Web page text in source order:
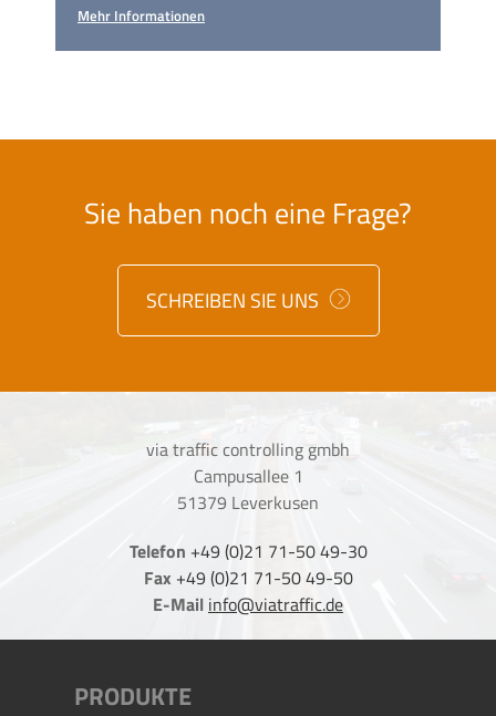
Mehr Informationen
Sie haben noch eine Frage?
SCHREIBEN SIE UNS
via traffic controlling gmbh
Campusallee 1
51379 Leverkusen
Telefon +49 (0)21 71-50 49-30
Fax +49 (0)21 71-50 49-50
E-Mail info@viatraffic.de
PRODUKTE